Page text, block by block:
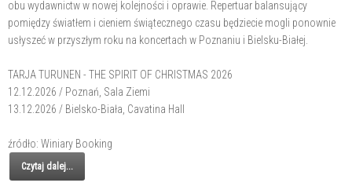
obu wydawnictw w nowej kolejności i oprawie. Repertuar balansujący
pomiędzy światłem i cieniem świątecznego czasu będziecie mogli ponownie
usłyszeć w przyszłym roku na koncertach w Poznaniu i Bielsku-Białej.
TARJA TURUNEN - THE SPIRIT OF CHRISTMAS 2026
12.12.2026 / Poznań, Sala Ziemi
13.12.2026 / Bielsko-Biała, Cavatina Hall
źródło: Winiary Booking
Czytaj dalej...